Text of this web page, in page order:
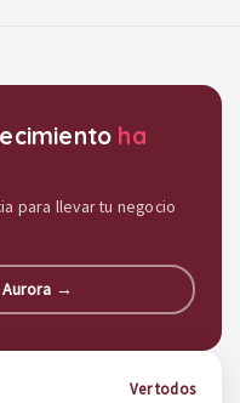
ha
para llevar tu negocio
Aurora →
Ver todos